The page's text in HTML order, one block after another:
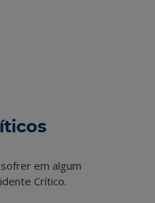
em algum
Crítico.